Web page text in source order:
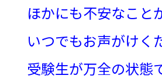
ほかにも不安なこと
いつでもお声がけく
受験生が万全の状態